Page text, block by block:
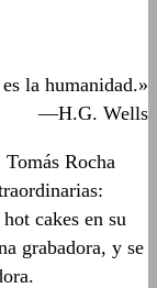
la humanidad.»
—H.G. Wells
Tomás Rocha
cakes en su
grabadora, y se